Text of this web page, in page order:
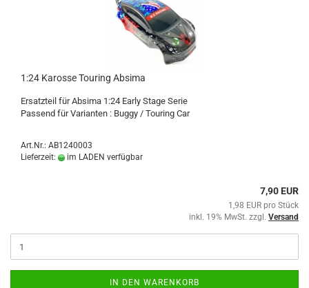
1:24 Karosse Touring Absima
Ersatzteil für Absima 1:24 Early Stage Serie
Passend für Varianten : Buggy / Touring Car
Art.Nr.: AB1240003
Lieferzeit:
im LADEN verfügbar
7,90 EUR
1,98 EUR pro Stück
inkl. 19% MwSt. zzgl. Versand
IN DEN WARENKORB